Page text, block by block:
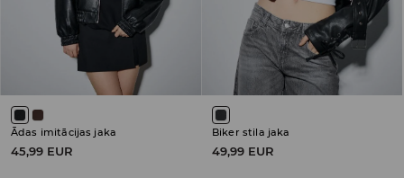
Ādas imitācijas jaka
45,99 EUR
Biker stila jaka
49,99 EUR